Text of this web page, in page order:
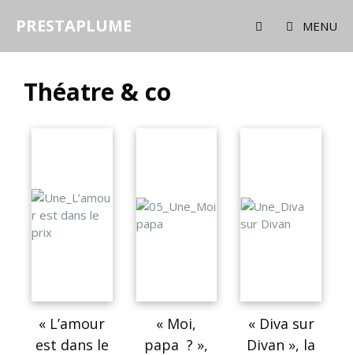
PRESTAPLUME MENU
Théatre & co
« L’amour
est dans le
« Moi,
papa ? »,
« Diva sur
Divan », la